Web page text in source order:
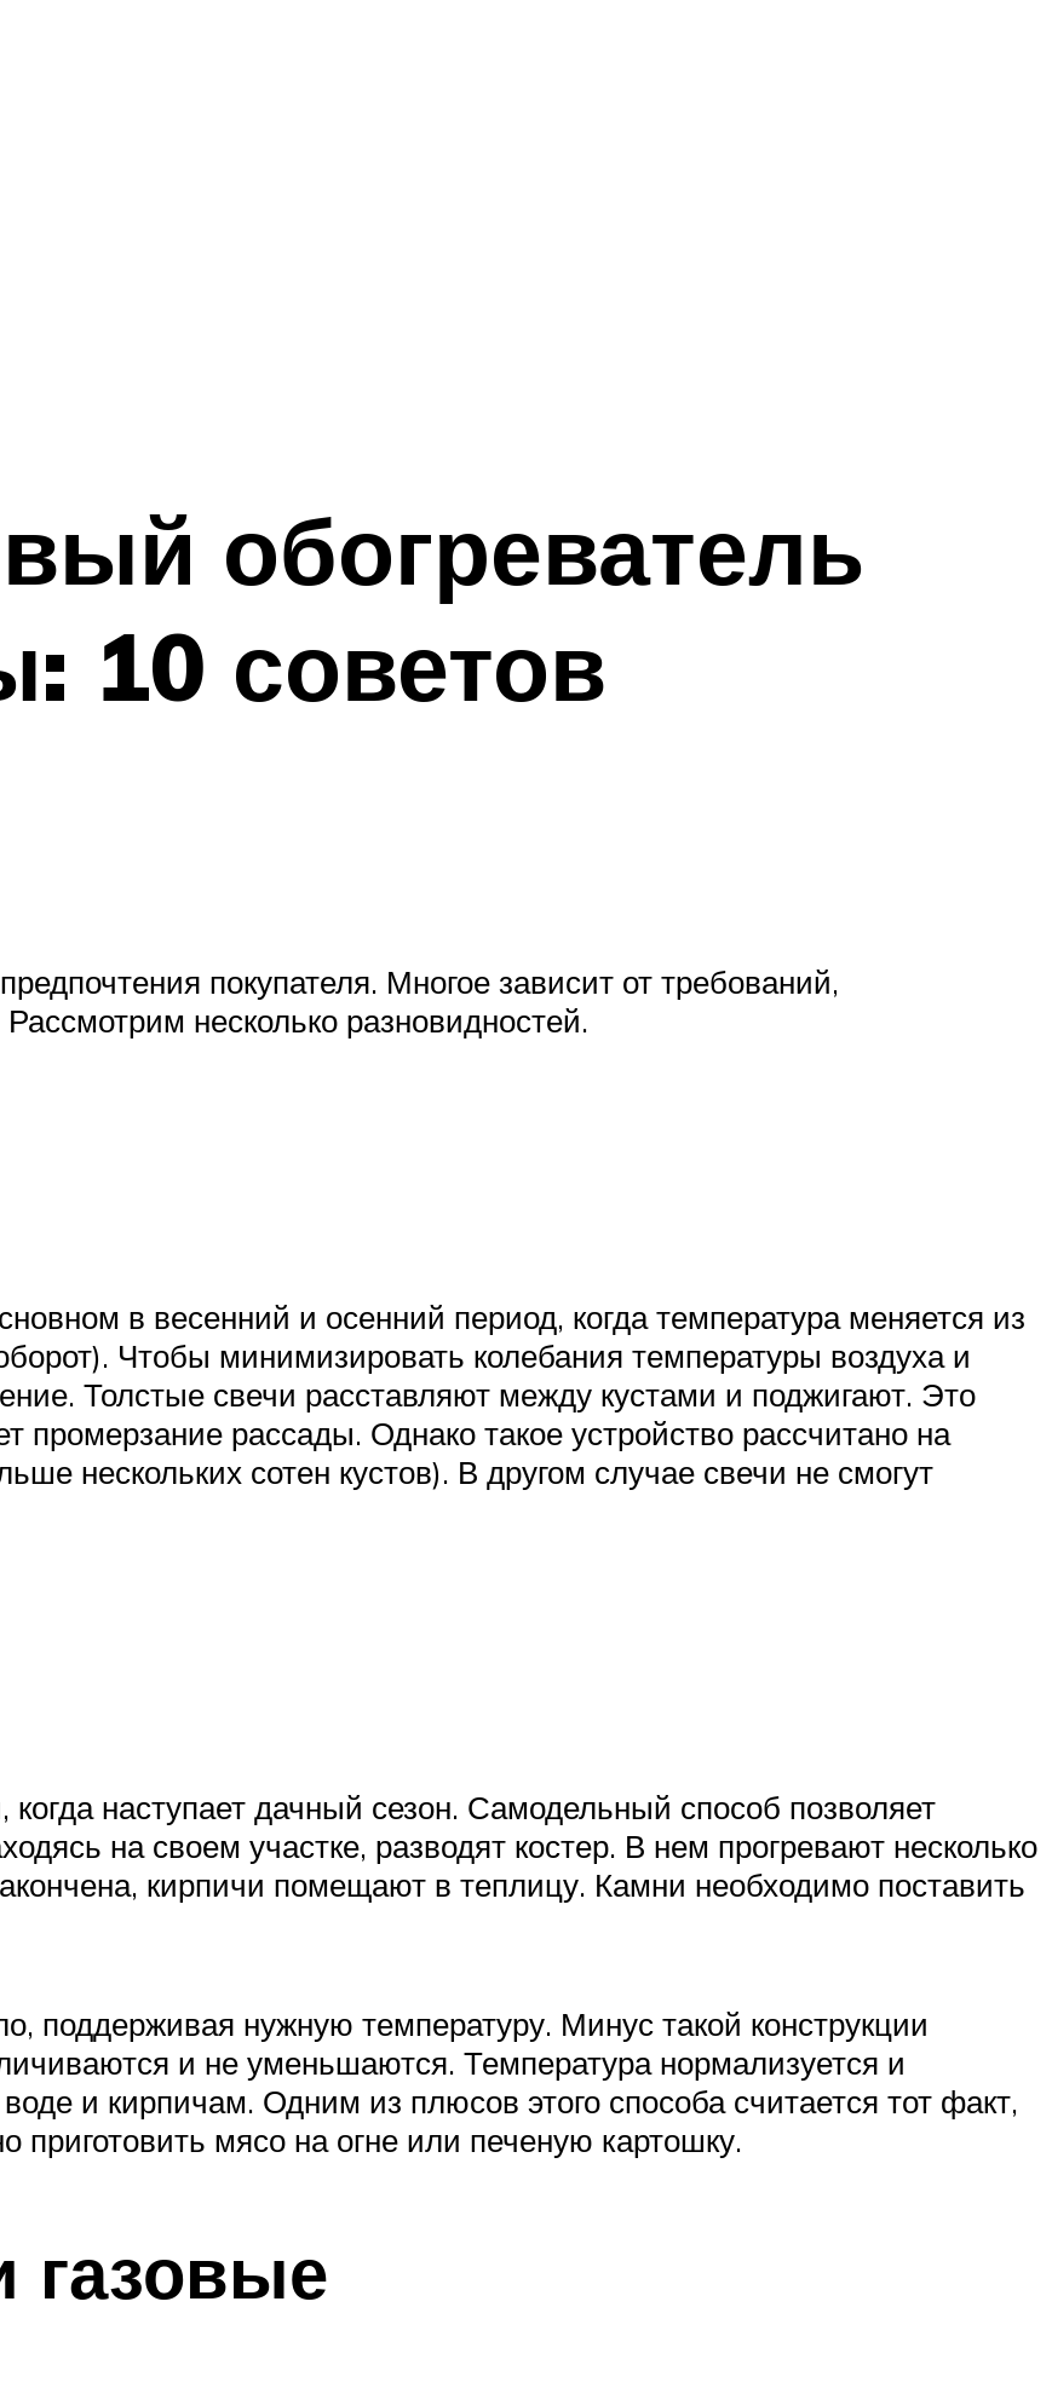
обогреватель
10 советов
покупателя. Многое зависит от требований,
несколько разновидностей.
в весенний и осенний период, когда температура меняется из
Чтобы минимизировать колебания температуры воздуха и
Толстые свечи расставляют между кустами и поджигают. Это
промерзание рассады. Однако такое устройство рассчитано на
нескольких сотен кустов). В другом случае свечи не смогут
наступает дачный сезон. Самодельный способ позволяет
на своем участке, разводят костер. В нем прогревают несколько
кирпичи помещают в теплицу. Камни необходимо поставить
поддерживая нужную температуру. Минус такой конструкции
и не уменьшаются. Температура нормализуется и
и кирпичам. Одним из плюсов этого способа считается тот факт,
приготовить мясо на огне или печеную картошку.
газовые